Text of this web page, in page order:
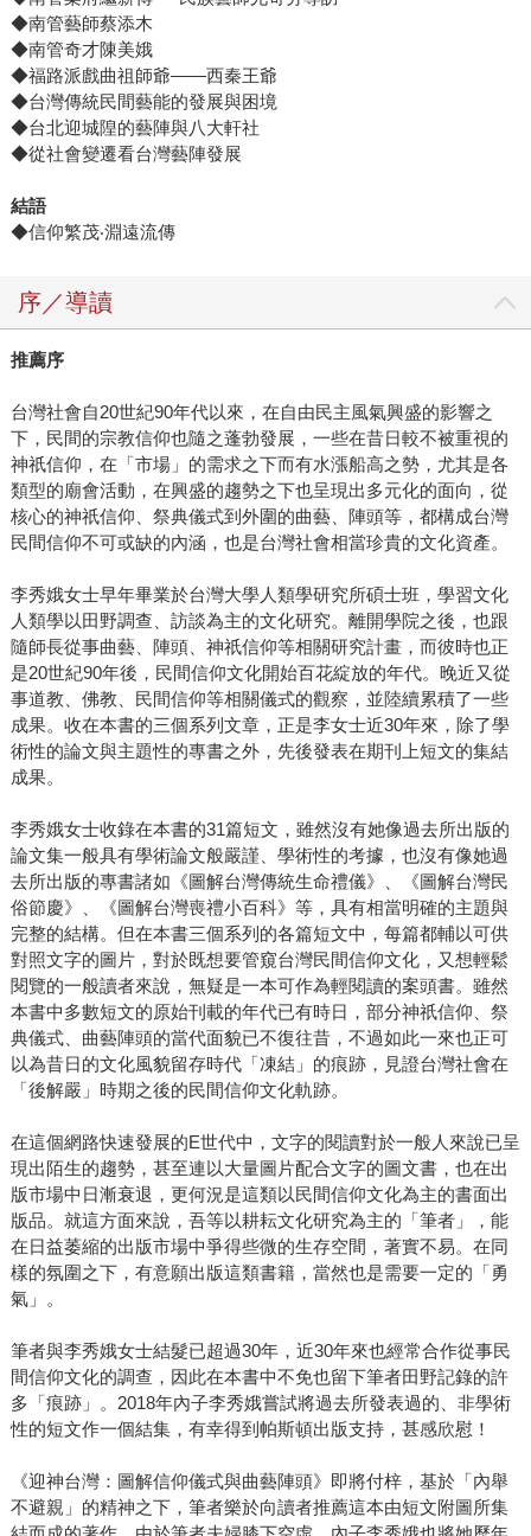
◆南管藝師蔡添木
◆南管奇才陳美娥
◆福路派戲曲祖師爺——西秦王爺
◆台灣傳統民間藝能的發展與困境
◆台北迎城隍的藝陣與八大軒社
◆從社會變遷看台灣藝陣發展
結語
◆信仰繁茂‧淵遠流傳
序／導讀
推薦序
台灣社會自20世紀90年代以來，在自由民主風氣興盛的影響之
下，民間的宗教信仰也隨之蓬勃發展，一些在昔日較不被重視的
神祇信仰，在「市場」的需求之下而有水漲船高之勢，尤其是各
類型的廟會活動，在興盛的趨勢之下也呈現出多元化的面向，從
核心的神祇信仰、祭典儀式到外圍的曲藝、陣頭等，都構成台灣
民間信仰不可或缺的內涵，也是台灣社會相當珍貴的文化資產。
李秀娥女士早年畢業於台灣大學人類學研究所碩士班，學習文化
人類學以田野調查、訪談為主的文化研究。離開學院之後，也跟
隨師長從事曲藝、陣頭、神祇信仰等相關研究計畫，而彼時也正
是20世紀90年後，民間信仰文化開始百花綻放的年代。晚近又從
事道教、佛教、民間信仰等相關儀式的觀察，並陸續累積了一些
成果。收在本書的三個系列文章，正是李女士近30年來，除了學
術性的論文與主題性的專書之外，先後發表在期刊上短文的集結
成果。
李秀娥女士收錄在本書的31篇短文，雖然沒有她像過去所出版的
論文集一般具有學術論文般嚴謹、學術性的考據，也沒有像她過
去所出版的專書諸如《圖解台灣傳統生命禮儀》、《圖解台灣民
俗節慶》、《圖解台灣喪禮小百科》等，具有相當明確的主題與
完整的結構。但在本書三個系列的各篇短文中，每篇都輔以可供
對照文字的圖片，對於既想要管窺台灣民間信仰文化，又想輕鬆
閱覽的一般讀者來說，無疑是一本可作為輕閱讀的案頭書。雖然
本書中多數短文的原始刊載的年代已有時日，部分神祇信仰、祭
典儀式、曲藝陣頭的當代面貌已不復往昔，不過如此一來也正可
以為昔日的文化風貌留存時代「凍結」的痕跡，見證台灣社會在
「後解嚴」時期之後的民間信仰文化軌跡。
在這個網路快速發展的E世代中，文字的閱讀對於一般人來說已呈
現出陌生的趨勢，甚至連以大量圖片配合文字的圖文書，也在出
版市場中日漸衰退，更何況是這類以民間信仰文化為主的書面出
版品。就這方面來說，吾等以耕耘文化研究為主的「筆者」，能
在日益萎縮的出版市場中爭得些微的生存空間，著實不易。在同
樣的氛圍之下，有意願出版這類書籍，當然也是需要一定的「勇
氣」。
筆者與李秀娥女士結髮已超過30年，近30年來也經常合作從事民
間信仰文化的調查，因此在本書中不免也留下筆者田野記錄的許
多「痕跡」。2018年內子李秀娥嘗試將過去所發表過的、非學術
性的短文作一個結集，有幸得到帕斯頓出版支持，甚感欣慰！
《迎神台灣：圖解信仰儀式與曲藝陣頭》即將付梓，基於「內舉
不避親」的精神之下，筆者樂於向讀者推薦這本由短文附圖所集